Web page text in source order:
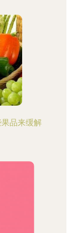
品来缓解